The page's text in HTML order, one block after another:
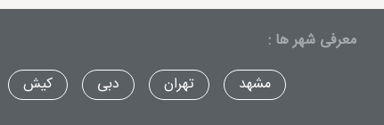
معرفی شهر ها :
مشهد
تهران دبی کیش